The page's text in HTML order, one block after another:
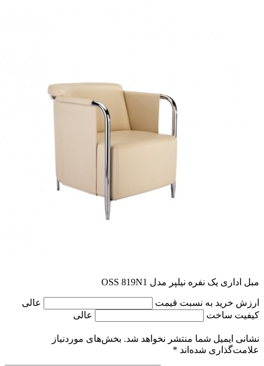
مبل اداری یک نفره نیلپر مدل OSS 819N1
ارزش خرید به نسبت قیمت
عالی
کیفیت ساخت
عالی
نشانی ایمیل شما منتشر نخواهد شد. بخش‌های موردنیاز
علامت‌گذاری شده‌اند *